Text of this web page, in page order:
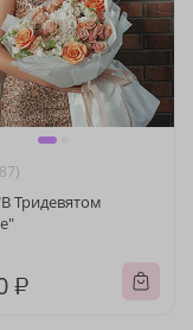
Тридевятом
₽